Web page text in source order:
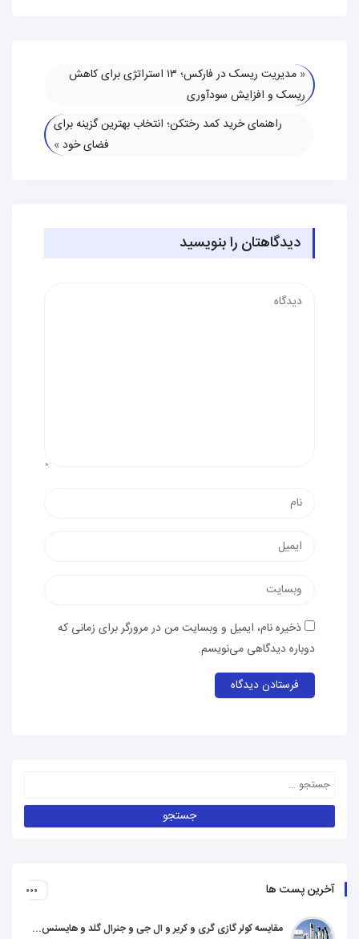
«
مدیریت ریسک در فارکس؛ ۱۳ استراتژی برای کاهش
ریسک و افزایش سودآوری
راهنمای خرید کمد رختکن؛ انتخاب بهترین گزینه برای
فضای خود»
دیدگاهتان را بنویسید
ذخیره نام، ایمیل و وبسایت من در مرورگر برای زمانی که
دوباره دیدگاهی می‌نویسم.
آخرین پست ها
مقایسه کولر گازی گری و کریر و ال جی و جنرال گلد و هایسنس و مدیا و اجنرال